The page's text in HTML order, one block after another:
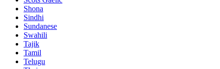
Shona
Sindhi
Sundanese
Swahili
Tajik
Tamil
Telugu